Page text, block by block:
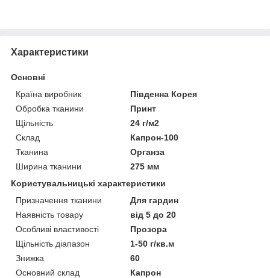
Характеристики
Основні
Країна виробник
Південна Корея
Обробка тканини
Принт
Щільність
24 г/м2
Склад
Капрон-100
Тканина
Органза
Ширина тканини
275 мм
Користувальницькі характеристики
Призначення тканини
Для гардин
Наявність товару
від 5 до 20
Особливі властивості
Прозора
Щільність діапазон
1-50 г/кв.м
Знижка
60
Основний склад
Капрон